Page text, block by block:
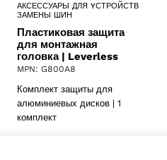
АКСЕССУАРЫ ДЛЯ YСТРОЙСТВ
ЗАМЕНЫ ШИН
Пластиковая защита
для монтажная
головка | Leverless
MPN: G800A8
Комплект защиты для
алюминиевых дисков | 1
комплект